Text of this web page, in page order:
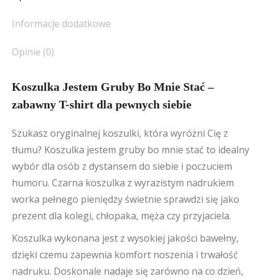
Informacje dodatkowe
Opinie (0)
Koszulka Jestem Gruby Bo Mnie Stać –
zabawny T-shirt dla pewnych siebie
Szukasz oryginalnej koszulki, która wyróżni Cię z
tłumu? Koszulka jestem gruby bo mnie stać to idealny
wybór dla osób z dystansem do siebie i poczuciem
humoru. Czarna koszulka z wyrazistym nadrukiem
worka pełnego pieniędzy świetnie sprawdzi się jako
prezent dla kolegi, chłopaka, męża czy przyjaciela.
Koszulka wykonana jest z wysokiej jakości bawełny,
dzięki czemu zapewnia komfort noszenia i trwałość
nadruku. Doskonale nadaje się zarówno na co dzień,